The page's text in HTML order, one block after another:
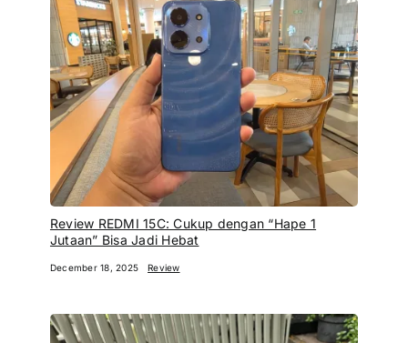
Review REDMI 15C: Cukup dengan “Hape 1
Jutaan” Bisa Jadi Hebat
December 18, 2025 Review